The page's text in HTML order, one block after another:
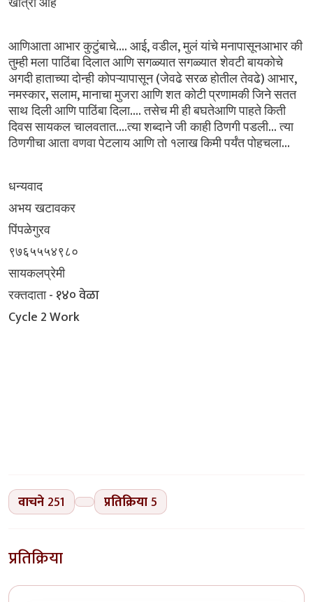
आणिआता आभार कुटुंबाचे.... आई,वडील,मुलं यांचे मनापासूनआभार की
तुम्ही मला पाठिंबा दिलात आणि सगळ्यात सगळ्यात शेवटी बायकोचे
अगदी हाताच्या दोन्ही कोपऱ्यापासून(जेवढे सरळ होतील तेवढे) आभार,
नमस्कार,सलाम,मानाचा मुजरा आणि शत कोटी प्रणामकी जिने सतत
साथ दिली आणि पाठिंबा दिला....तसेच मी ही बघतेआणि पाहते किती
दिवस सायकल चालवतात....त्या शब्दाने जी काही ठिणगी पडली...त्या
ठिणगीचा आता वणवा पेटलाय आणि तो १लाख किमी पर्यंत पोहचला...
धन्यवाद
अभय खटावकर
पिंपळेगुरव
९७६५५५४९८०
सायकलप्रेमी
रक्तदाता- १४० वेळा
Cycle 2 Work
वाचने 251 प्रतिक्रिया5
प्रतिक्रिया